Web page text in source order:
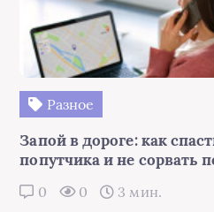
Разное
Запой в дороге: как
попутчика и не сорвать
0 0 3 мин.